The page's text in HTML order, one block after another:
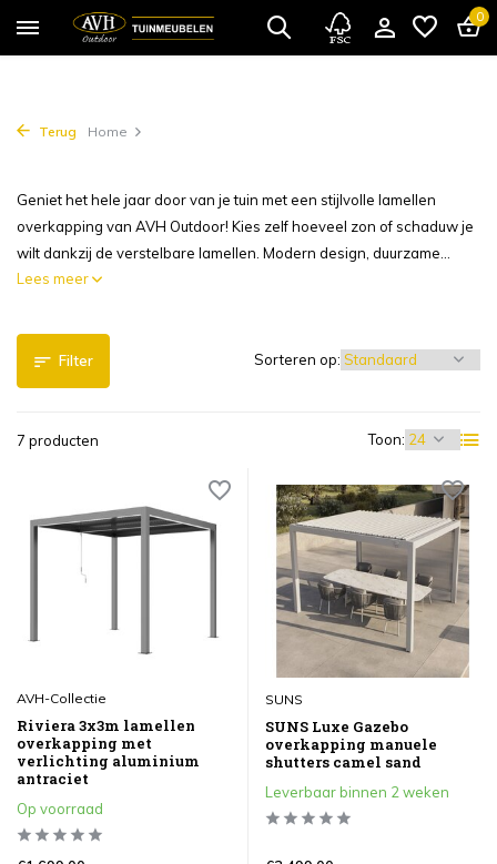
0
Terug Home
Geniet het hele jaar door van je tuin met een stijlvolle lamellen
overkapping van AVH Outdoor! Kies zelf hoeveel zon of schaduw je
wilt dankzij de verstelbare lamellen. Modern design, duurzame...
Lees meer
Filter
7 producten Toon:
Sorteren op:
AVH-Collectie
Riviera 3x3m lamellen
overkapping met
verlichting aluminium
antraciet
Op voorraad
SUNS
SUNS Luxe Gazebo
overkapping manuele
shutters camel sand
Leverbaar binnen 2 weken